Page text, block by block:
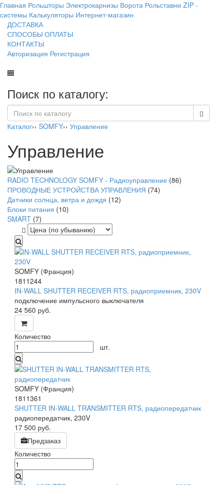
Главная Рольшторы Электрокарнизы Ворота Рольставни ZIP -
системы Калькуляторы Интернет-магазин
ДОСТАВКА
СПОСОБЫ ОПЛАТЫ
КОНТАКТЫ
Авторизация Регистрация
Поиск по каталогу:
Каталог›› SOMFY›› Управление
Управление
RADIO TECHNOLOGY SOMFY - Радиоуправление (86)
ПРОВОДНЫЕ УСТРОЙСТВА УПРАВЛЕНИЯ (74)
Датчики солнца, ветра и дождя (12)
Блоки питания (10)
SMART (7)
SOMFY (Франция)
1811244
IN-WALL SHUTTER RECEIVER RTS, радиоприемник, 230V
подключение импульсного выключателя
24 560 руб.
Количество
шт.
SOMFY (Франция)
1811361
SHUTTER IN-WALL TRANSMITTER RTS, радиопередатчик
радиопередатчик, 230V
17 500 руб.
Предзаказ
Количество